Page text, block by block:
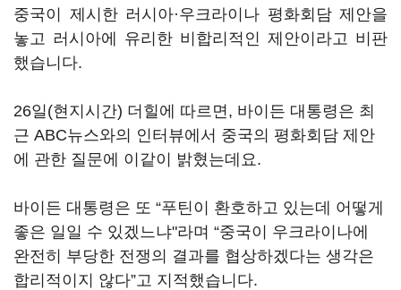
중국이 제시한 러시아·우크라이나 평화회담 제안을
놓고 러시아에 유리한 비합리적인 제안이라고 비판
했습니다.
26일(현지시간) 더힐에 따르면, 바이든 대통령은 최
근 ABC뉴스와의 인터뷰에서 중국의 평화회담 제안
에 관한 질문에 이같이 밝혔는데요.
바이든 대통령은 또 “푸틴이 환호하고 있는데 어떻게
좋은 일일 수 있겠느냐"라며 “중국이 우크라이나에
완전히 부당한 전쟁의 결과를 협상하겠다는 생각은
합리적이지 않다”고 지적했습니다.